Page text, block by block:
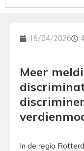
16/04/2026
Meer
In de regio